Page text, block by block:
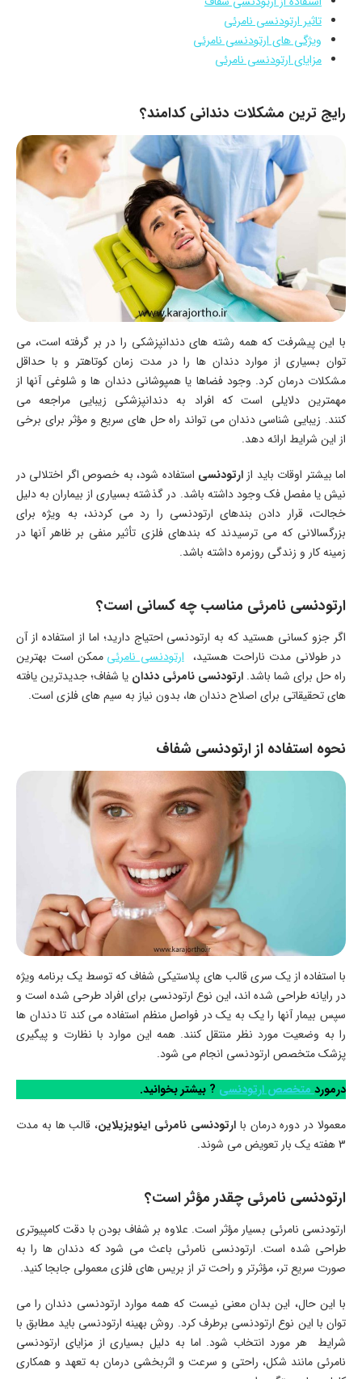
تاثیر ارتودنسی نامرئی
ویژگی های ارتودنسی نامرئی
مزایای ارتودنسی نامرئی
رایج ترین مشکلات دندانی کدامند؟
با این پیشرفت که همه رشته های دندانپزشکی را در بر گرفته است، می
توان بسیاری از موارد دندان ها را در مدت زمان کوتاهتر و با حداقل
مشکلات درمان کرد. وجود فضاها یا همپوشانی دندان ها و شلوغی آنها از
مهمترین دلایلی است که افراد به دندانپزشکی زیبایی مراجعه می
کنند. زیبایی شناسی دندان می تواند راه حل های سریع و مؤثر برای برخی
از این شرایط ارائه دهد.
اما بیشتر اوقات باید ازارتودنسی استفاده شود، به خصوص اگر اختلالی در
نیش یا مفصل فک وجود داشته باشد. در گذشته بسیاری از بیماران به دلیل
خجالت، قرار دادن بندهای ارتودنسی را رد می کردند، به ویژه برای
بزرگسالانی که می ترسیدند که بندهای فلزی تأثیر منفی بر ظاهر آنها در
زمینه کار و زندگی روزمره داشته باشد.
ارتودنسی نامرئی مناسب چه کسانی است؟
اگر جزو کسانی هستید که به ارتودنسی احتیاج دارید؛ اما از استفاده از آن
در طولانی مدت ناراحت هستید،ارتودنسی نامرئی ممکن است بهترین
راه حل برای شما باشد. ارتودنسی نامرئی دندان یا شفاف؛ جدیدترین یافته
های تحقیقاتی برای اصلاح دندان ها، بدون نیاز به سیم های فلزی است.
نحوه استفاده از ارتودنسی شفاف
با استفاده از یک سری قالب های پلاستیکی شفاف که توسط یک برنامه ویژه
در رایانه طراحی شده اند، این نوع ارتودنسی برای افراد طرحی شده است و
سپس بیمار آنها را یک به یک در فواصل منظم استفاده می کند تا دندان ها
را به وضعیت مورد نظر منتقل کنند. همه این موارد با نظارت و پیگیری
پزشک متخصص ارتودنسی انجام می شود.
درموردمتخصص ارتودنسی ? بیشتر بخوانید.
معمولا در دوره درمان باارتودنسی نامرئی اینویزیلاین، قالب ها به مدت
3 هفته یک بار تعویض می شوند.
ارتودنسی نامرئی چقدر مؤثر است؟
ارتودنسی نامرئی بسیار مؤثر است. علاوه بر شفاف بودن با دقت كامپیوتری
طراحی شده است. ارتودنسی نامرئی باعث می شود که دندان ها را به
صورت سریع تر، مؤثرتر و راحت تر از بریس های فلزی معمولی جابجا كنید.
با این حال، این بدان معنی نیست که همه موارد ارتودنسی دندان را می
توان با این نوع ارتودنسی برطرف کرد. روش بهینه ارتودنسی باید مطابق با
شرایط هر مورد انتخاب شود. اما به دلیل بسیاری از مزایای ارتودنسی
نامرئی مانند شکل، راحتی و سرعت و اثربخشی درمان به تعهد و همکاری